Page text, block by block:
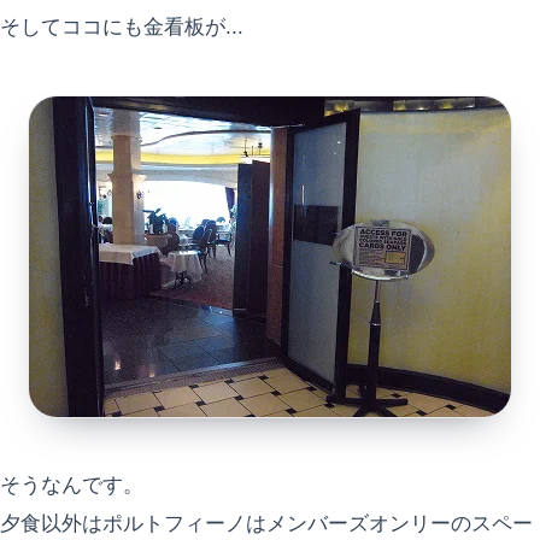
そしてココにも金看板が...
そうなんです。
夕食以外はポルトフィーノはメンバーズオンリーのスペー